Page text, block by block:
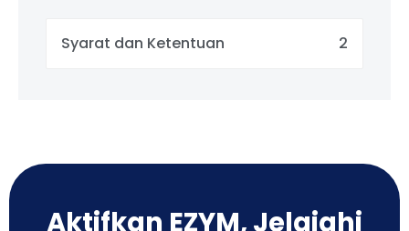
Syarat dan Ketentuan 2
Aktifkan EZYM, Jelajahi